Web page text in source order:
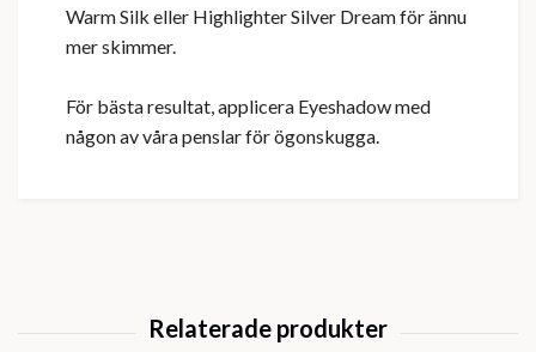
Warm Silk eller Highlighter Silver Dream för ännu
mer skimmer.
För bästa resultat, applicera Eyeshadow med
någon av våra penslar för ögonskugga.